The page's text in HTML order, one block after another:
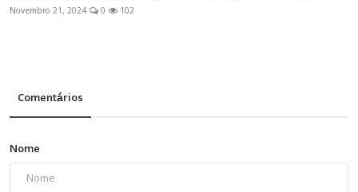
Novembro 21, 2024 0 102
Comentários
Nome